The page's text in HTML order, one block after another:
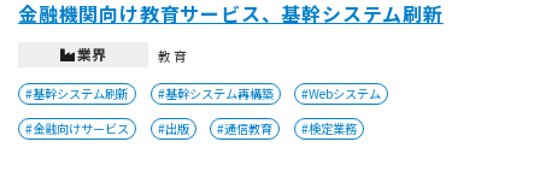
金融機関向け教育サービス、基幹システム刷新
業界 教育
#基幹システム刷新 #基幹システム再構築
#Webシステム
#金融向けサービス
#出版 #通信教育 #検定業務